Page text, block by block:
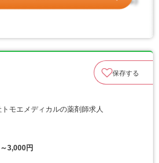
保存する
モエメディカルの薬剤師求人
3,000円